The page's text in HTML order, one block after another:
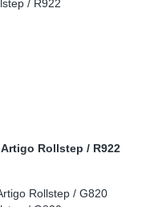
Artigo Rollstep / R922